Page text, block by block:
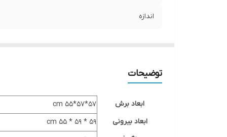
اندازه
توضیحات
ابعاد برش
۵۷*۵۷*۵۵ cm
ابعاد بیرونی
۵۹ * ۵۹ * ۵۵ cm